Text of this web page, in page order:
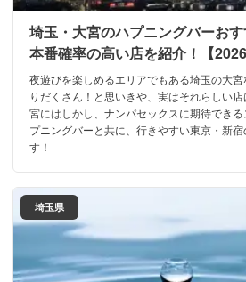
埼玉・大宮のハプニングバーお
本番確率の高い店を紹介！【2026
夜遊びを楽しめるエリアでもある埼玉の大
りだくさん！と思いきや、実はそれらしい
宮にはしかし、ナンパセックスに期待でき
プニングバーと共に、行きやすい東京・新
す！
埼玉県